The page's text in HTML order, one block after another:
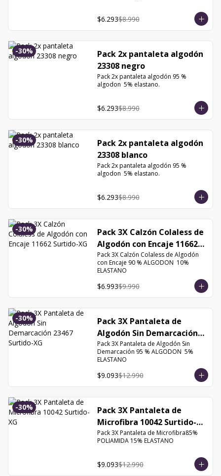
$6.293$8.990
-30%
Pack 2x pantaleta algodón
23308 negro
Pack 2x pantaleta algodón 95 %
algodon  5% elastano.
$6.293$8.990
-30%
Pack 2x pantaleta algodón
23308 blanco
Pack 2x pantaleta algodón 95 %
algodon  5% elastano.
$6.293$8.990
-30%
Pack 3X Calzón Colaless de
Algodón con Encaje 11662
Surtido-XG
Pack 3X Calzón Colaless de Algodón
con Encaje 90 % ALGODON  10%
ELASTANO
$6.993$9.990
-30%
Pack 3X Pantaleta de
Algodón Sin Demarcación
23467 Surtido-XG
Pack 3X Pantaleta de Algodón Sin
Demarcación 95 % ALGODON  5%
ELASTANO
$9.093$12.990
-30%
Pack 3X Pantaleta de
Microfibra 10042 Surtido-
XG
Pack 3X Pantaleta de Microfibra85%
POLIAMIDA 15% ELASTANO
$9.093$12.990